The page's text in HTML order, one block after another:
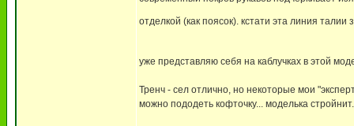
отделкой (как поясок). кстати эта линия
уже представляю себя на каблучках в этой
Тренч - сел отлично, но некоторые мои
можно пододеть кофточку... моделька